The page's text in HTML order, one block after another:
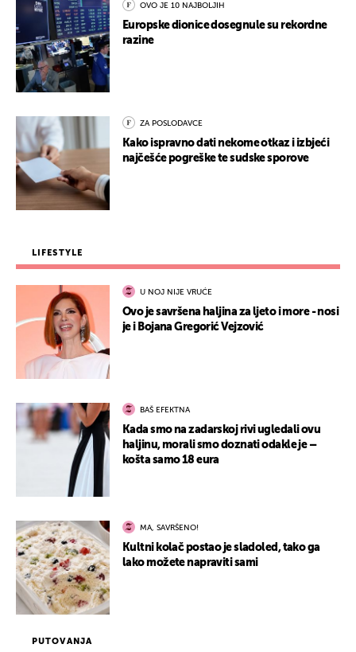
PUTOVANJA
OVO JE 10 NAJBOLJIH
Europske dionice dosegnule su rekordne
razine
ZA POSLODAVCE
Kako ispravno dati nekome otkaz i izbjeći
najčešće pogreške te sudske sporove
LIFESTYLE
U NOJ NIJE VRUĆE
Ovo je savršena haljina za ljeto i more - nosi
je i Bojana Gregorić Vejzović
BAŠ EFEKTNA
Kada smo na zadarskoj rivi ugledali ovu
haljinu, morali smo doznati odakle je –
košta samo 18 eura
MA, SAVRŠENO!
Kultni kolač postao je sladoled, tako ga
lako možete napraviti sami